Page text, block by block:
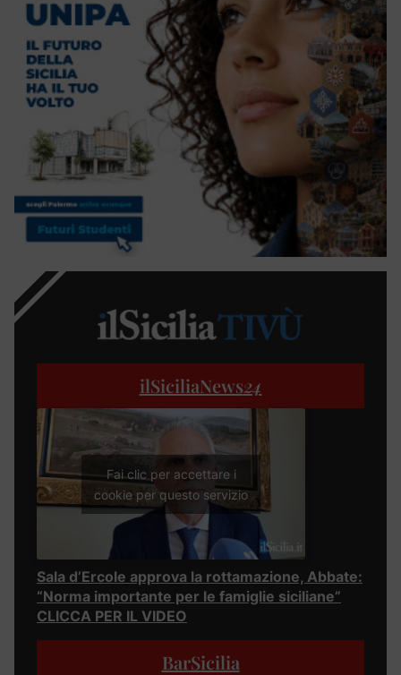
ilSiciliaNews24
Fai clic per accettare i
cookie per questo servizio
Sala d’Ercole approva la rottamazione, Abbate:
“Norma importante per le famiglie siciliane”
CLICCA PER IL VIDEO
BarSicilia